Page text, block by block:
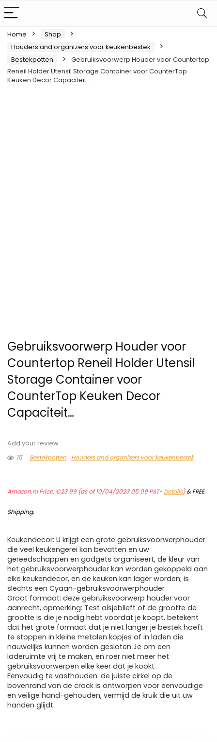
Home
Shop
Houders and organizers voor keukenbestek
Bestekpotten
Gebruiksvoorwerp Houder voor Countertop
Reneil Holder Utensil Storage Container voor CounterTop
Keuken Decor Capaciteit…
Gebruiksvoorwerp Houder voor
Countertop Reneil Holder Utensil
Storage Container voor
CounterTop Keuken Decor
Capaciteit…
Add your review
15
Bestekpotten Houders and organizers voor keukenbestek
Amazon.nl Price:€23.99(as of 10/04/2023 05:09 PST- Details)&FREE
Shipping.
Keukendecor: U krijgt een grote gebruiksvoorwerphouder
die veel keukengerei kan bevatten en uw
gereedschappen en gadgets organiseert, de kleur van
het gebruiksvoorwerphouder kan worden gekoppeld aan
elke keukendecor, en de keuken kan lager worden; is
slechts een Cyaan-gebruiksvoorwerphouder
Groot formaat: deze gebruiksvoorwerp houder voor
aanrecht, opmerking: Test alsjeblieft of de grootte de
grootte is die je nodig hebt voordat je koopt, betekent
dat het grote formaat dat je niet langer je bestek hoeft
te stoppen in kleine metalen kopjes of in laden die
nauwelijks kunnen worden gesloten Je om een ​​
laderuimte vrij te maken, en roer niet meer het
gebruiksvoorwerpen elke keer dat je kookt
Eenvoudig te vasthouden: de juiste cirkel op de
bovenrand van de crock is ontworpen voor eenvoudige
en veilige hand-gehouden, vermijd de kruik die uit uw
handen glijdt.